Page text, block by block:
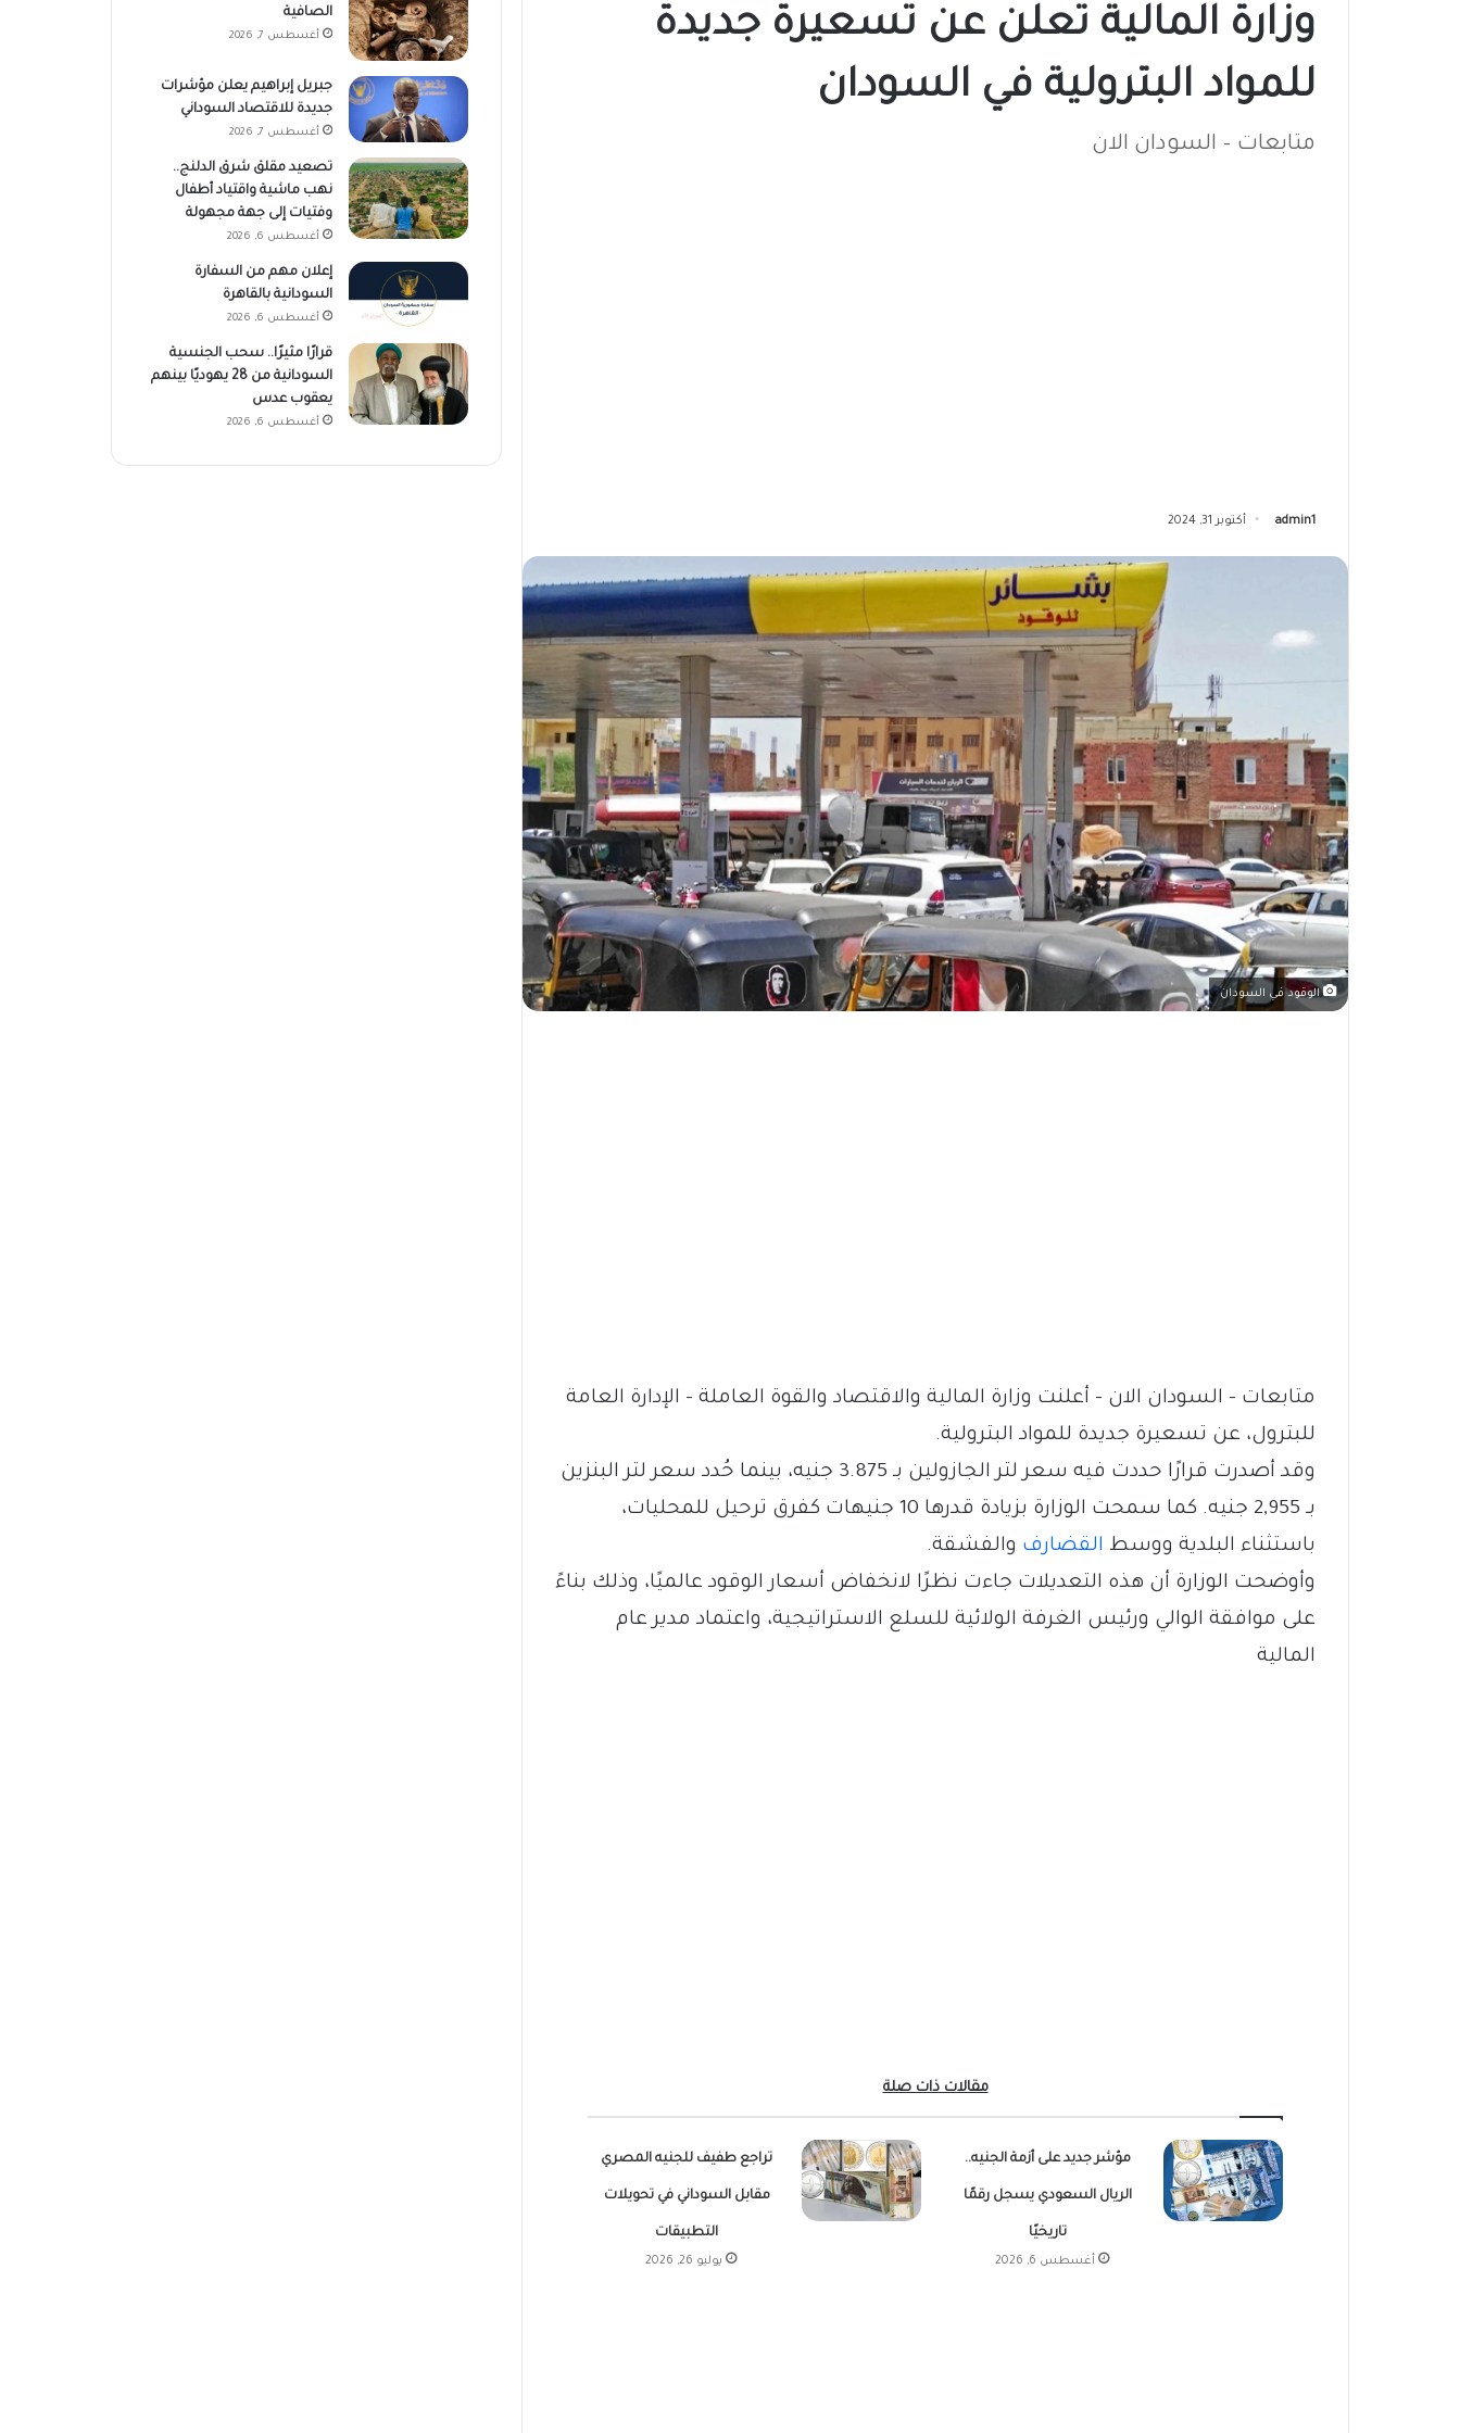
وزارة المالية تعلن عن تسعيرة جديدة
للمواد البترولية في السودان
متابعات – السودان الان
admin1 أكتوبر 31, 2024
الوقود في السودان
متابعات – السودان الان – أعلنت وزارة المالية والاقتصاد والقوة العاملة – الإدارة العامة
للبترول، عن تسعيرة جديدة للمواد البترولية.
وقد أصدرت قرارًا حددت فيه سعر لتر الجازولين بـ 3.875 جنيه، بينما حُدد سعر لتر البنزين
بـ 2,955 جنيه. كما سمحت الوزارة بزيادة قدرها 10 جنيهات كفرق ترحيل للمحليات،
باستثناء البلدية ووسط القضارف والفشقة.
وأوضحت الوزارة أن هذه التعديلات جاءت نظرًا لانخفاض أسعار الوقود عالميًا، وذلك بناءً
على موافقة الوالي ورئيس الغرفة الولائية للسلع الاستراتيجية، واعتماد مدير عام
المالية
مقالات ذات صلة
مؤشر جديد على أزمة الجنيه..
الريال السعودي يسجل رقمًا
تاريخيًا
أغسطس 6, 2026
تراجع طفيف للجنيه المصري
مقابل السوداني في تحويلات
التطبيقات
يوليو 26, 2026
الصافية
أغسطس 7, 2026
جبريل إبراهيم يعلن مؤشرات
جديدة للاقتصاد السوداني
أغسطس 7, 2026
تصعيد مقلق شرق الدلنج..
نهب ماشية واقتياد أطفال
وفتيات إلى جهة مجهولة
أغسطس 6, 2026
إعلان مهم من السفارة
السودانية بالقاهرة
أغسطس 6, 2026
قرارًا مثيرًا.. سحب الجنسية
السودانية من 28 يهوديًا بينهم
يعقوب عدس
أغسطس 6, 2026